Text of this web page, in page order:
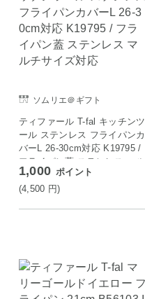
ソムリエ＠ギフト
ティファール T-fal キッチンツ
ール ステンレス フライパンカ
バーL 26-30cm対応 K19795 /
フライパン蓋 ステンレス マル
チサイズ対応
1,000 ポイント
(4,500 円)